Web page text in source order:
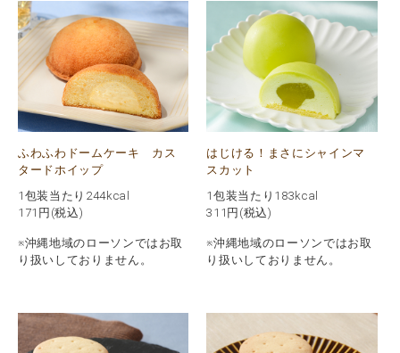
ふわふわドームケーキ カス
タードホイップ
1包装当たり244kcal
171 円(税込)
※沖縄地域のローソンではお取
り扱いしておりません。
はじける！まさにシャインマ
スカット
1包装当たり183kcal
311 円(税込)
※沖縄地域のローソンではお取
り扱いしておりません。